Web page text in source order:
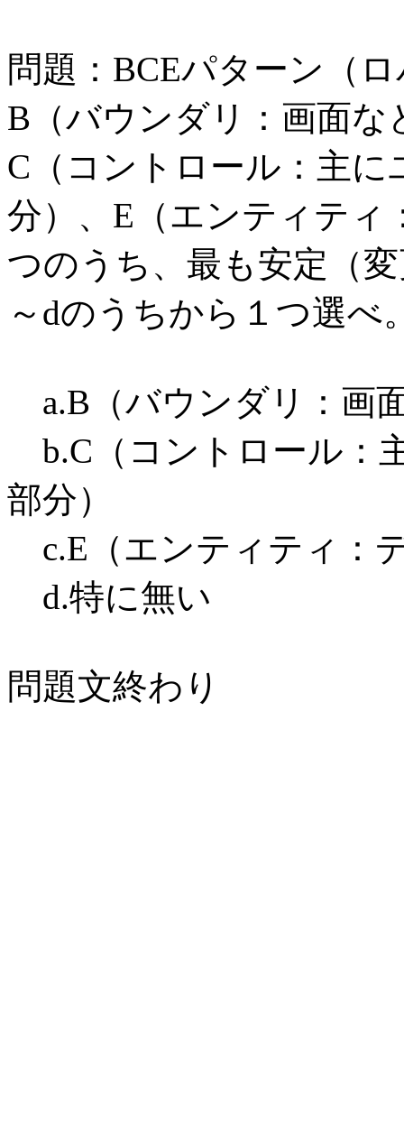
問題：BCEパターン（
B（バウンダリ：画面
C（コントロール：主
分）、E（エンティティ
つのうち、最も安定（
～dのうちから１つ選べ
a.B（バウンダリ：画
b.C（コントロール：
部分）
c.E（エンティティ：
d.特に無い
問題文終わり